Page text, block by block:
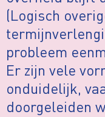
(Logisch
probleem
Er zijn vele
onduidelijk,
doorgeleiden